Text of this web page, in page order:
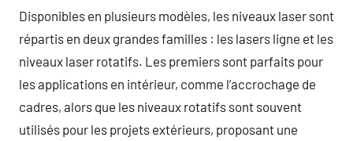
Disponibles en plusieurs modèles, les niveaux laser sont
répartis en deux grandes familles : les lasers ligne et les
niveaux laser rotatifs. Les premiers sont parfaits pour
les applications en intérieur, comme l’accrochage de
cadres, alors que les niveaux rotatifs sont souvent
utilisés pour les projets extérieurs, proposant une